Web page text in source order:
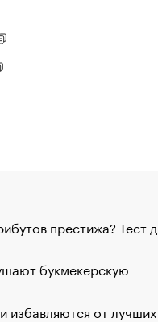
престижа? Тест
букмекерскую
от лучших